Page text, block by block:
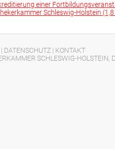
einer
Schleswig-Holstein
| DATENSCHUTZ | KONTAKT
SCHLESWIG-HOLSTEIN,